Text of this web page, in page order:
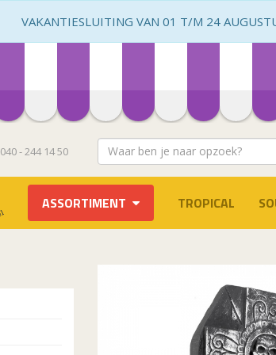
VAKANTIESLUITING VAN 01 T/M 24
040 - 244 14 50
ASSORTIMENT TROPICAL